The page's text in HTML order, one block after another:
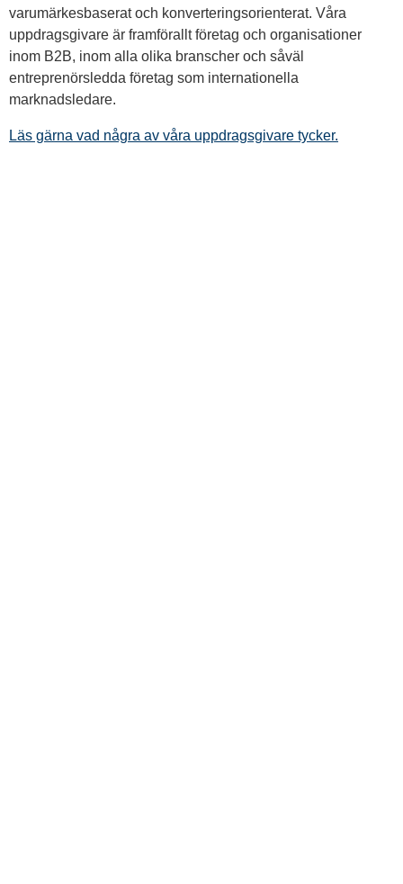
varumärkesbaserat och konverteringsorienterat. Våra
uppdragsgivare är framförallt företag och organisationer
inom B2B, inom alla olika branscher och såväl
entreprenörsledda företag som internationella
marknadsledare.
Läs gärna vad några av våra uppdragsgivare tycker.